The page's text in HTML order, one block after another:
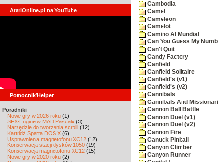
AtariOnline.pl na YouTube
Pomocnik/Helper
Poradniki
Nowe gry w 2026 roku (1)
SFX-Engine w MAD Pascalu (3)
Narzędzie do tworzenia scrolli (12)
Kartridż Sparta DOS X (6)
Usprawnienia magnetofonu XC12 (12)
Konserwacja stacji dysków 1050 (19)
Konserwacja magnetofonu XC12 (15)
Nowe gry w 2020 roku (2)
Cambodia
Camel
Cameleon
Camelot
Camino Al Mundial
Can You Guess My
Can't Quit
Candy Factory
Canfield
Canfield Solitaire
Canfield's (v1)
Canfield's (v2)
Cannibals
Cannibals And
Cannon Ball Battle
Cannon Duel (v1)
Cannon Duel (v2)
Cannon Fire
Canuck Pinball
Canyon Climber
Canyon Runner